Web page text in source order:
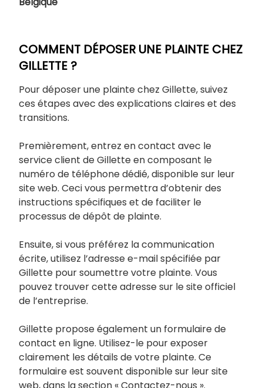
COMMENT DÉPOSER UNE PLAINTE CHEZ
GILLETTE ?
Pour déposer une plainte chez Gillette, suivez
ces étapes avec des explications claires et des
transitions.
Premièrement, entrez en contact avec le
service client de Gillette en composant le
numéro de téléphone dédié, disponible sur leur
site web. Ceci vous permettra d’obtenir des
instructions spécifiques et de faciliter le
processus de dépôt de plainte.
Ensuite, si vous préférez la communication
écrite, utilisez l’adresse e-mail spécifiée par
Gillette pour soumettre votre plainte. Vous
pouvez trouver cette adresse sur le site officiel
de l’entreprise.
Gillette propose également un formulaire de
contact en ligne. Utilisez-le pour exposer
clairement les détails de votre plainte. Ce
formulaire est souvent disponible sur leur site